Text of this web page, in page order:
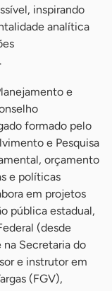
inspirando
analítica
e
formado pelo
e Pesquisa
orçamento
e políticas
em projetos
pública estadual,
(desde
Secretaria do
e instrutor em
(FGV),